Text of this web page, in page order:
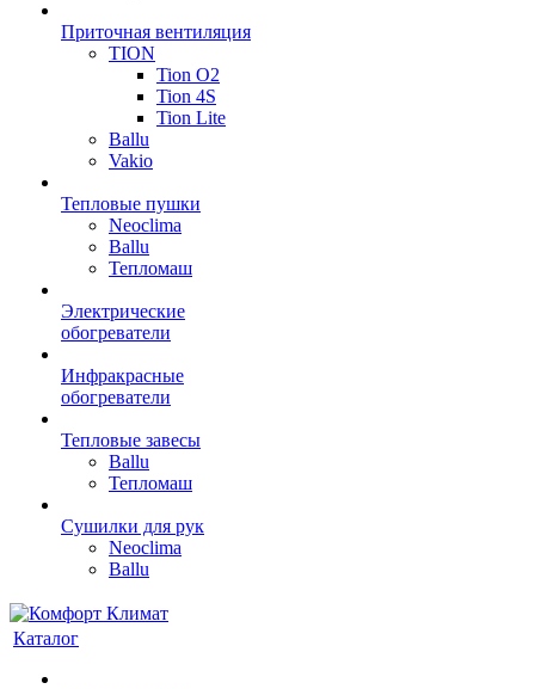
Приточная вентиляция
TION
Tion O2
Tion 4S
Tion Lite
Ballu
Vakio
Тепловые пушки
Neoclima
Ballu
Тепломаш
Электрические
обогреватели
Инфракрасные
обогреватели
Тепловые завесы
Ballu
Тепломаш
Сушилки для рук
Neoclima
Ballu
Каталог